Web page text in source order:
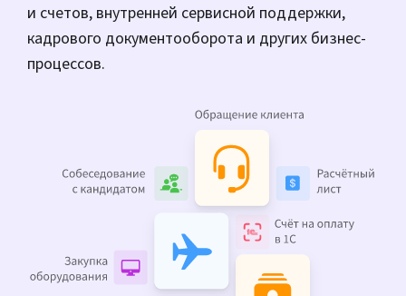
и счетов, внутренней сервисной поддержки,
кадрового документооборота и других бизнес-
процессов.